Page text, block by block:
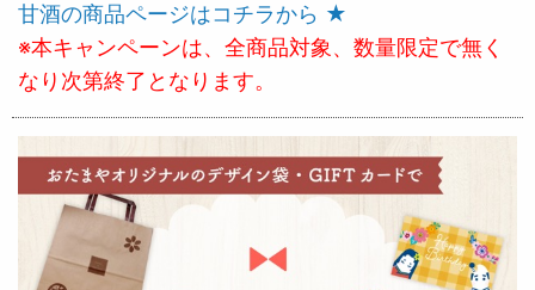
甘酒の商品ページはコチラから ★
※本キャンペーンは、全商品対象、数量限定で無く
なり次第終了となります。